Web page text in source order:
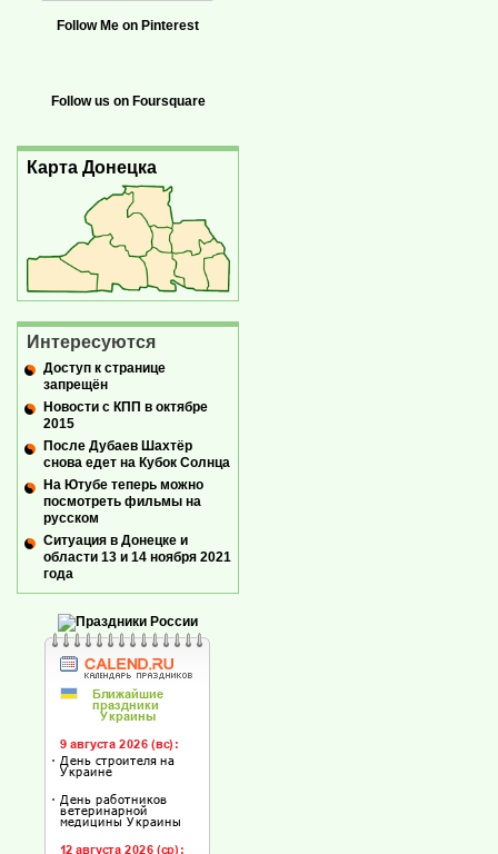
Follow Me on Pinterest
Follow us on Foursquare
Карта Донецка
Интересуются
Доступ к странице
запрещён
Новости с КПП в октябре
2015
После Дубаев Шахтёр
снова едет на Кубок Солнца
На Ютубе теперь можно
посмотреть фильмы на
русском
Ситуация в Донецке и
области 13 и 14 ноября 2021
года